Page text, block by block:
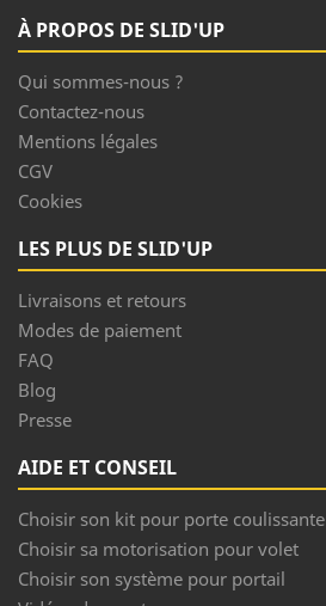
À PROPOS DE SLID'UP
Qui sommes-nous ?
Contactez-nous
Mentions légales
CGV
Cookies
LES PLUS DE SLID'UP
Livraisons et retours
Modes de paiement
FAQ
Blog
Presse
AIDE ET CONSEIL
Choisir son kit pour porte coulissante
Choisir sa motorisation pour volet
Choisir son système pour portail